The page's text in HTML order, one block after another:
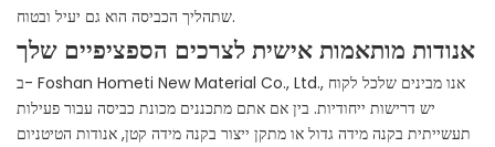
שתהליך הכביסה הוא גם יעיל ובטוח.
אנודות מותאמות אישית לצרכים הספציפיים שלך
ב- Foshan Hometi New Material Co., Ltd., אנו מבינים שלכל לקוח
יש דרישות ייחודיות. בין אם אתם מתכננים מכונת כביסה עבור פעילות
תעשייתית בקנה מידה גדול או מתקן ייצור בקנה מידה קטן, אנודות הטיטניום